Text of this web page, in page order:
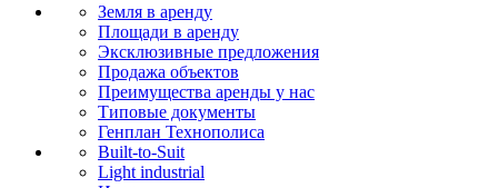
Земля в аренду
Площади в аренду
Эксклюзивные предложения
Продажа объектов
Преимущества аренды у нас
Типовые документы
Генплан Технополиса
Built-to-Suit
Light industrial